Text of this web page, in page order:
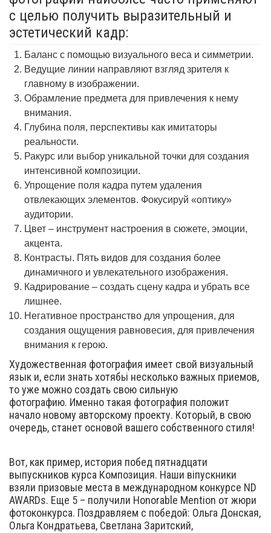
с целью получить выразительный и
эстетический кадр:
Баланс с помощью визуального веса и симметрии.
Ведущие линии направляют взгляд зрителя к
главному в изображении.
Обрамление предмета для привлечения к нему
внимания.
Глубина поля, перспективы как имитаторы
реальности.
Ракурс или выбор уникальной точки для создания
интенсивной композиции.
Упрощение поля кадра путем удаления
отвлекающих элементов. Фокусируй «оптику»
аудитории.
Цвет – инструмент настроения в сюжете, эмоции,
акцента.
Контрасты. Пять видов для создания более
динамичного и увлекательного изображения.
Кадрирование – создать сцену кадра и убрать все
лишнее.
Негативное пространство для упрощения, для
создания ощущения равновесия, для привлечения
внимания к герою.
Художественная фотография имеет свой визуальный
язык и, если знать хотябьі несколько важных приемов,
то уже можно создать свою сильную
фотографию. Именно такая фотография положит
начало новому авторскому проекту. Который, в свою
очередь, станет основой вашего собственного стиля!
Вот, как пример, история побед пятнадцати
выпускников курса Композиция. Наши віпускники
взяли призовые места в международном конкурсе ND
AWARDs. Еще 5 – получили Honorable Mention от жюри
фотоконкурса. Поздравляем с победой: Ольга Донская,
Ольга Кондратьева, Светлана Заритский,